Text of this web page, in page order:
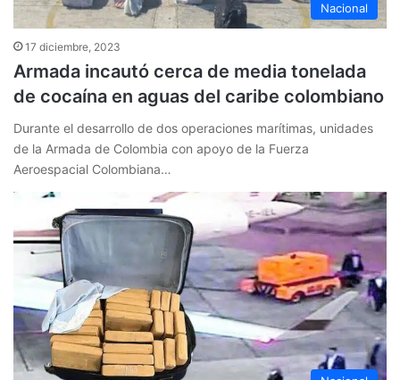
Nacional
17 diciembre, 2023
Armada incautó cerca de media tonelada
de cocaína en aguas del caribe colombiano
Durante el desarrollo de dos operaciones marítimas, unidades
de la Armada de Colombia con apoyo de la Fuerza
Aeroespacial Colombiana…